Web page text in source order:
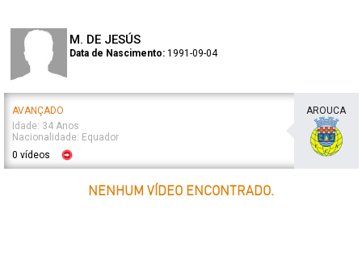
M. DE JESÚS
Data de Nascimento: 1991-09-04
AVANÇADO
Idade: 34 Anos
Nacionalidade: Equador
0 vídeos
AROUCA
NENHUM VÍDEO ENCONTRADO.